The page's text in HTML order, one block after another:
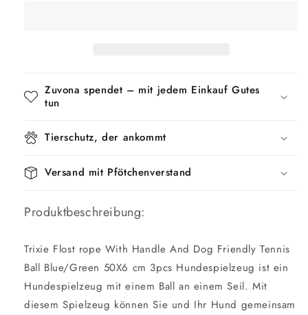
Blau/Grün
Blau/Grün
Zuvona spendet – mit jedem Einkauf Gutes
tun
Tierschutz, der ankommt
Versand mit Pfötchenverstand
Produktbeschreibung:
Trixie Flost rope With Handle And Dog Friendly Tennis
Ball Blue/Green 50X6 cm 3pcs Hundespielzeug ist ein
Hundespielzeug mit einem Ball an einem Seil. Mit
diesem Spielzeug können Sie und Ihr Hund gemeinsam